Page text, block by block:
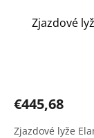
Zjazdové
€445,68
Zjazdové lyže